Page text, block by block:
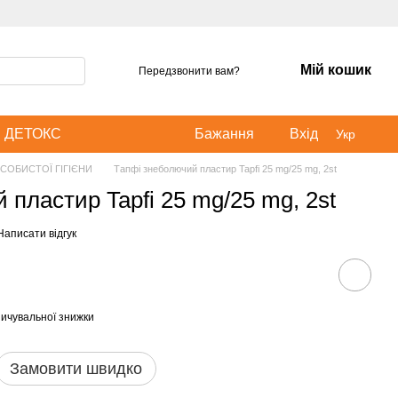
Передзвонити вам? Мій кошик
ДЕТОКС Бажання Вхід Укр
ГІГІЄНИ Тапфі знеболючий пластир Tapfi 25 mg/25 mg, 2st
пластир Tapfi 25 mg/25 mg, 2st
відгук
знижки
Замовити швидко